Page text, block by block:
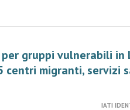
gruppi vulnerabili
migranti, servizi
IATI